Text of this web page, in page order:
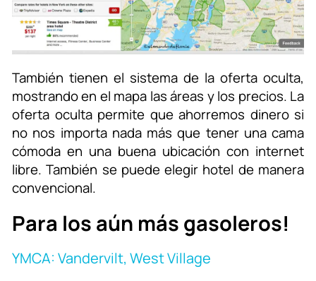
También tienen el sistema de la oferta oculta,
mostrando en el mapa las áreas y los precios. La
oferta oculta permite que ahorremos dinero si
no nos importa nada más que tener una cama
cómoda en una buena ubicación con internet
libre. También se puede elegir hotel de manera
convencional.
Para los aún más gasoleros!
YMCA: Vandervilt, West Village